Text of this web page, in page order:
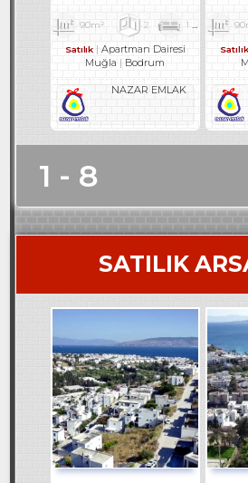
90m² 2 1 1
Satılık
Apartman Dairesi
Muğla
Bodrum
NAZAR EMLAK
Satılık
1 - 8
SATILIK